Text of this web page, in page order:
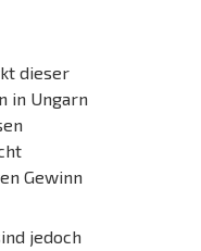
dieser
in Ungarn
Gewinn
jedoch